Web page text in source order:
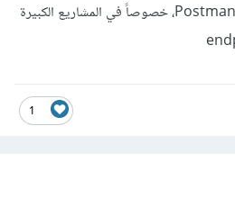
كمان الواجهة أخف وأسرع من Postman، خصوصاً في المشاريع الكبيرة
1